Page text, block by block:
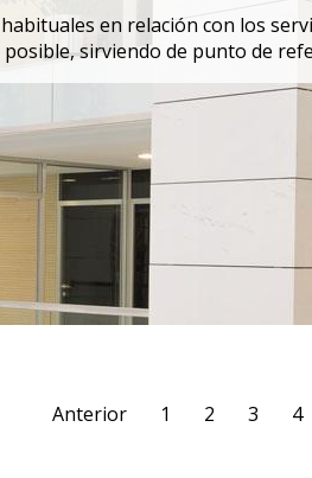
en relación con los
sirviendo de punto de
Anterior 1 2 3 4